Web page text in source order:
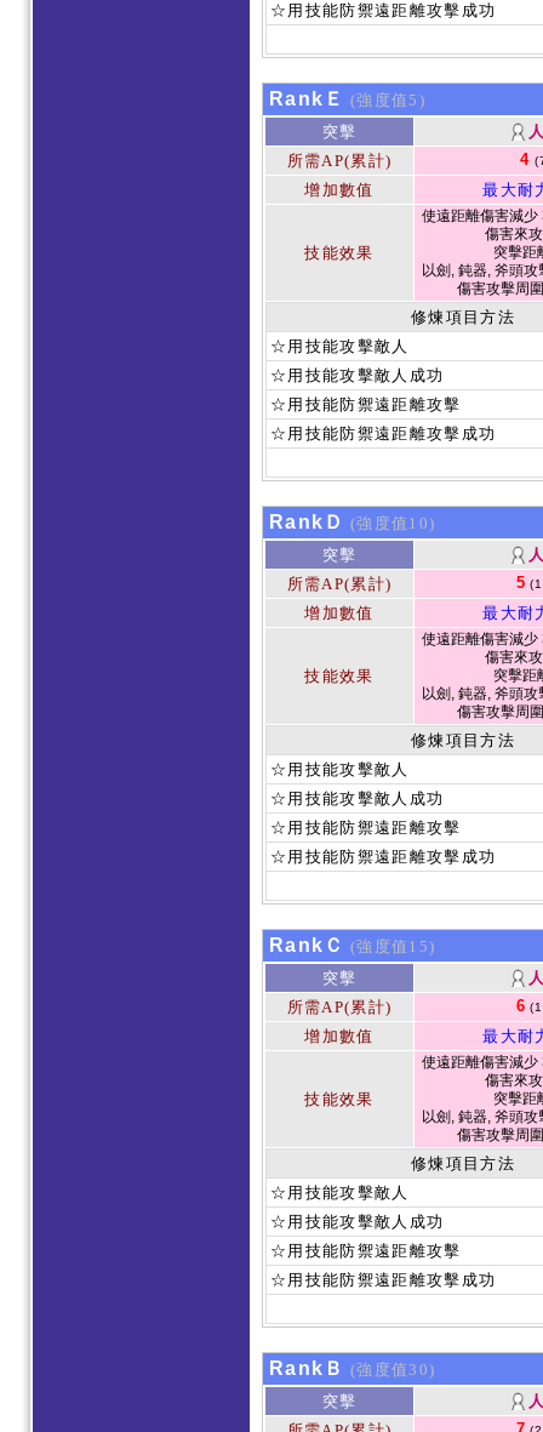
☆用技能防禦遠距離攻擊成功
RankＥ
(強度值5)
突擊
所需AP(累計)
4
增加數值 最大耐
技能效果
使遠距離傷害減
傷害來
突擊距
以劍, 鈍器, 斧頭
傷害攻擊周
修煉項目方法
☆用技能攻擊敵人
☆用技能攻擊敵人成功
☆用技能防禦遠距離攻擊
☆用技能防禦遠距離攻擊成功
RankＤ
(強度值10)
突擊
所需AP(累計)
5
增加數值 最大耐
技能效果
使遠距離傷害減
傷害來
突擊距
以劍, 鈍器, 斧頭
傷害攻擊周
修煉項目方法
☆用技能攻擊敵人
☆用技能攻擊敵人成功
☆用技能防禦遠距離攻擊
☆用技能防禦遠距離攻擊成功
RankＣ
(強度值15)
突擊
所需AP(累計)
6
增加數值 最大耐
技能效果
使遠距離傷害減
傷害來
突擊距
以劍, 鈍器, 斧頭
傷害攻擊周
修煉項目方法
☆用技能攻擊敵人
☆用技能攻擊敵人成功
☆用技能防禦遠距離攻擊
☆用技能防禦遠距離攻擊成功
RankＢ
(強度值30)
突擊